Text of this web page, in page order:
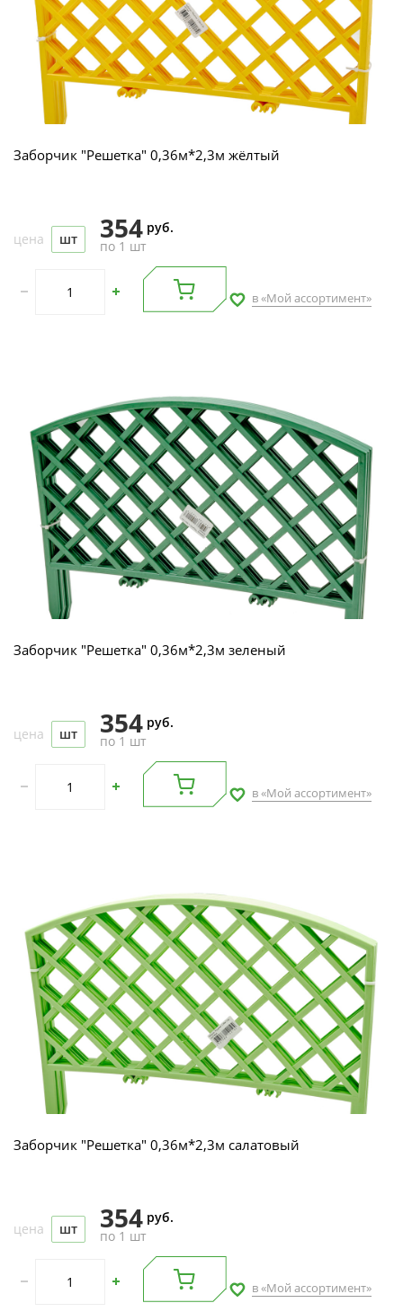
Заборчик "Решетка" 0,36м*2,3м жёлтый
цена шт 354 руб.
по 1 шт
в «Мой ассортимент»
Заборчик "Решетка" 0,36м*2,3м зеленый
цена шт 354 руб.
по 1 шт
в «Мой ассортимент»
Заборчик "Решетка" 0,36м*2,3м салатовый
цена шт 354 руб.
по 1 шт
в «Мой ассортимент»